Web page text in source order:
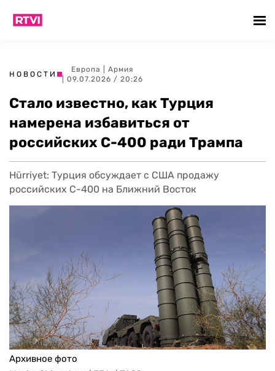
НОВОСТИ
Европа
Армия
| 09.07.2026 / 20:26
Стало известно, как Турция
намерена избавиться от
российских С-400 ради Трампа
Hürriyet: Турция обсуждает с США продажу
российских С-400 на Ближний Восток
Архивное фото